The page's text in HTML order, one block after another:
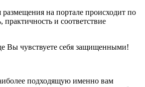
на портале происходит по
и соответствие
Вы чувствуете себя защищенными!
подходящую именно вам